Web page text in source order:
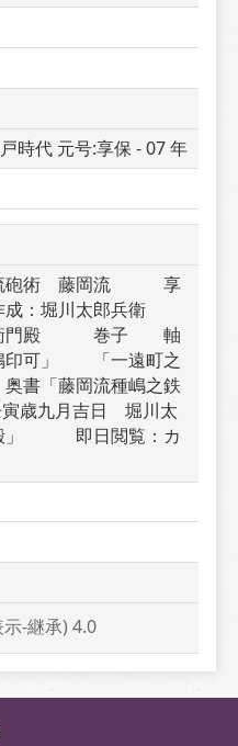
時代 元号:享保 - 07 年
術　藤岡流　　　享
：堀川太郎兵衛
殿　　　巻子　　軸
可」　　「一遠町之
書「藤岡流種嶋之鉄
歳九月吉日　堀川太
　　　即日閲覧：カ
示-継承) 4.0